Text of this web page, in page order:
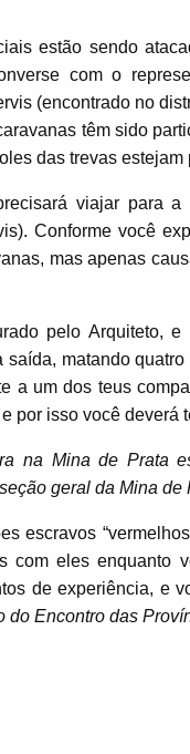
estão sendo
com o
(encontrado no
têm sido
das trevas estejam
viajar para
Conforme você
mas apenas
pelo Arquiteto,
matando
a um dos teus
por isso você deverá
na Mina de Prata
geral da Mina
escravos
com eles enquanto
de experiência, e
do Encontro das